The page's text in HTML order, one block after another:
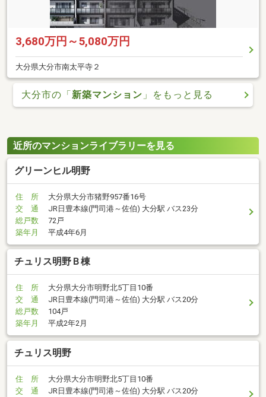
3,680万円～5,080万円
大分県大分市南太平寺２
大分市の「新築マンション 」をもっと見る
近所のマンションライブラリーを見る
グリーンヒル明野
住 所
大分県大分市猪野957番16号
交 通
JR日豊本線(門司港～佐伯) 大分駅 バス23分
総戸数
72戸
築年月
平成4年6月
チュリス明野Ｂ棟
住 所
大分県大分市明野北5丁目10番
交 通
JR日豊本線(門司港～佐伯) 大分駅 バス20分
総戸数
104戸
築年月
平成2年2月
チュリス明野
住 所
大分県大分市明野北5丁目10番
交 通
JR日豊本線(門司港～佐伯) 大分駅 バス20分